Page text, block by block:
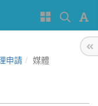
申請 媒體